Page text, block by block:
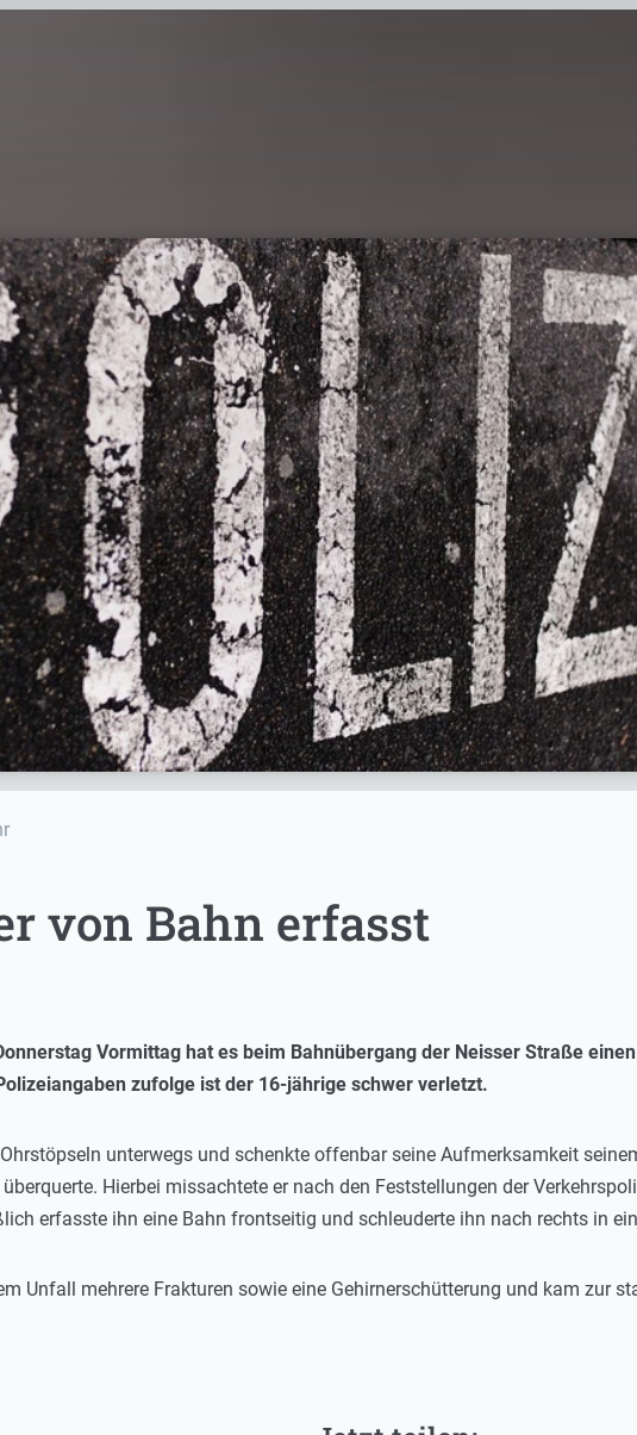
von Bahn erfasst
Vormittag hat es beim Bahnübergang der Neisser Straße
zufolge ist der 16-jährige schwer verletzt.
unterwegs und schenkte offenbar seine Aufmerksamkeit
Hierbei missachtete er nach den Feststellungen der
erfasste ihn eine Bahn frontseitig und schleuderte ihn nach rechts in
Unfall mehrere Frakturen sowie eine Gehirnerschütterung und kam zur